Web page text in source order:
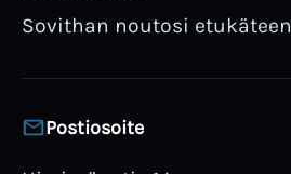
Sovithan noutosi etukäteen
Postiosoite